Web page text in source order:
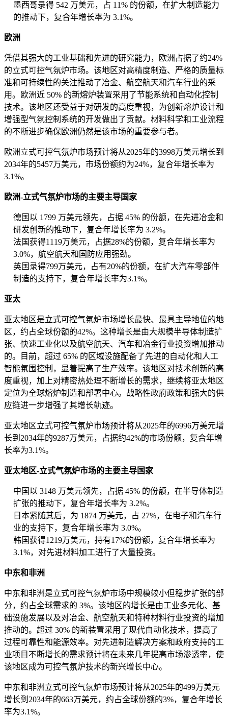
墨西哥录得 542 万美元，占 11% 的份额，在扩大制造能力
的推动下，复合年增长率为 3.1%。
欧洲
凭借其强大的工业基础和先进的研究能力，欧洲占据了约24%
的立式可控气氛炉市场。该地区对高精度制造、严格的质量标
准和可持续性的关注推动了冶金、航空航天和汽车行业的采
用。欧洲近 50% 的新熔炉装置采用了节能系统和自动化控制
技术。该地区还受益于对研发的高度重视，为创新熔炉设计和
增强型气氛控制系统的开发做出了贡献。材料科学和工业流程
的不断进步确保欧洲仍然是该市场的重要参与者。
欧洲立式可控气氛炉市场预计将从2025年的3998万美元增长到
2034年的5457万美元，市场份额约为24%，复合年增长率为
3.1%。
欧洲-立式气氛炉市场的主要主导国家
德国以 1799 万美元领先，占据 45% 的份额，在先进冶金和
研发创新的推动下，复合年增长率为 3.2%。
法国获得1119万美元，占据28%的份额，复合年增长率为
3.0%，航空航天和国防应用强劲。
英国录得799万美元，占有20%的份额，在扩大汽车零部件
制造的支持下，复合年增长率为3.1%。
亚太
亚太地区是立式可控气氛炉市场增长最快、最具主导地位的地
区，约占全球份额的42%。这种增长是由大规模半导体制造扩
张、快速工业化以及航空航天、汽车和冶金行业投资增加推动
的。目前，超过 65% 的区域设施配备了先进的自动化和人工
智能氛围控制，显着提高了生产效率。该地区对技术创新的高
度重视，加上对精密热处理不断增长的需求，继续将亚太地区
定位为全球熔炉制造和部署中心。战略性政府政策和强大的供
应链进一步增强了其增长轨迹。
亚太地区立式可控气氛炉市场预计将从2025年的6996万美元增
长到2034年的9287万美元，占据约42%的市场份额，复合年增
长率为3.1%。
亚太地区-立式气氛炉市场的主要主导国家
中国以 3148 万美元领先，占据 45% 的份额，在半导体制造
扩张的推动下，复合年增长率为 3.2%。
日本紧随其后，为 1874 万美元，占 27%，在电子和汽车行
业的支持下，复合年增长率为 3.0%。
韩国获得1219万美元，持有17%的份额，复合年增长率为
3.1%，对先进材料加工进行了大量投资。
中东和非洲
中东和非洲是立式可控气氛炉市场中规模较小但稳步扩张的部
分，约占全球需求的 3%。该地区的增长是由工业多元化、基
础设施发展以及对冶金、航空航天和特种材料行业投资的增加
推动的。超过 30% 的新装置采用了现代自动化技术，提高了
过程可靠性和能源效率。对先进制造解决方案和政府支持的工
业项目不断增长的需求预计将在未来几年提高市场渗透率，使
该地区成为可控气氛炉技术的新兴增长中心。
中东和非洲立式可控气氛炉市场预计将从2025年的499万美元
增长到2034年的663万美元，约占全球份额的3%，复合年增长
率为3.1%。